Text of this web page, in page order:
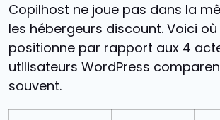
Copilhost ne joue pas dans la
les hébergeurs discount. Voici où
positionne par rapport aux 4
utilisateurs WordPress
souvent.